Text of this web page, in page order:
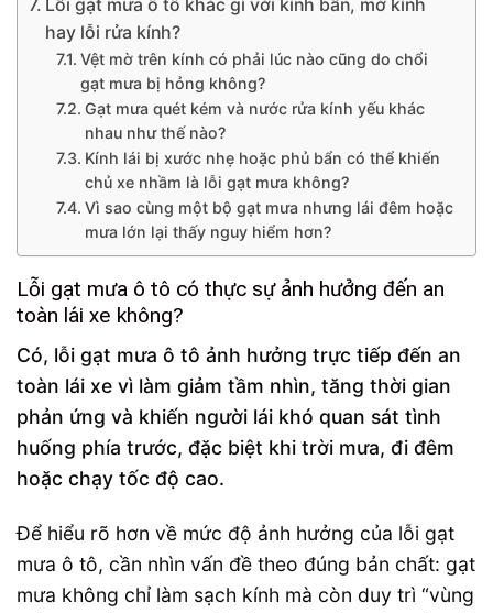
Lỗi gạt mưa ô tô khác gì với kính bẩn, mờ kính
hay lỗi rửa kính?
Vệt mờ trên kính có phải lúc nào cũng do chổi
gạt mưa bị hỏng không?
Gạt mưa quét kém và nước rửa kính yếu khác
nhau như thế nào?
Kính lái bị xước nhẹ hoặc phủ bẩn có thể khiến
chủ xe nhầm là lỗi gạt mưa không?
Vì sao cùng một bộ gạt mưa nhưng lái đêm hoặc
mưa lớn lại thấy nguy hiểm hơn?
Lỗi gạt mưa ô tô có thực sự ảnh hưởng đến an
toàn lái xe không?
Có, lỗi gạt mưa ô tô ảnh hưởng trực tiếp đến an
toàn lái xe vì làm giảm tầm nhìn, tăng thời gian
phản ứng và khiến người lái khó quan sát tình
huống phía trước, đặc biệt khi trời mưa, đi đêm
hoặc chạy tốc độ cao.
Để hiểu rõ hơn về mức độ ảnh hưởng của lỗi gạt
mưa ô tô, cần nhìn vấn đề theo đúng bản chất: gạt
mưa không chỉ làm sạch kính mà còn duy trì “vùng